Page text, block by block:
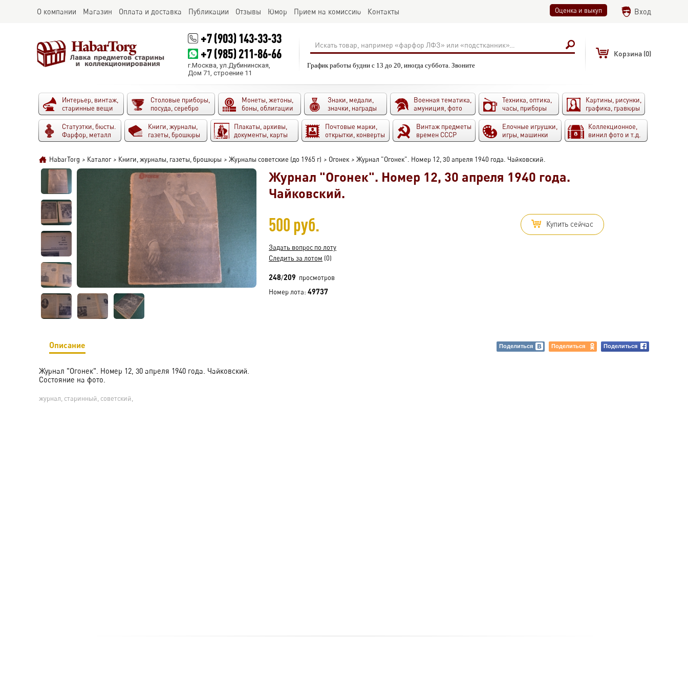
О компании Магазин Оплата и доставка Публикации Отзывы Юмор Прием на комиссию Контакты Оценка и выкуп Вход
+7 (903) 143-33-33
+7 (985) 211-86-66
г.Москва, ул.Дубининская,
Дом 71, строение 11
График работы будни с 13 до 20, иногда суббота. Звоните
Корзина (0)
Интерьер, винтаж,
старинные вещи
Столовые приборы,
посуда, серебро
Монеты, жетоны,
боны, облигации
Знаки, медали,
значки, награды
Военная тематика,
амуниция, фото
Техника, оптика,
часы, приборы
Картины, рисунки,
графика, гравюры
Статуэтки, бюсты.
Фарфор, металл
Книги, журналы,
газеты, брошюры
Плакаты, архивы,
документы, карты
Почтовые марки,
открытки, конверты
Винтаж предметы
времен СССР
Елочные игрушки,
игры, машинки
Коллекционное,
винил фото и т.д.
HabarTorg > Каталог > Книги, журналы, газеты, брошюры > Журналы советские (до 1965 г) > Огонек > Журнал "Огонек". Номер 12, 30 апреля 1940 года. Чайковский.
Журнал "Огонек". Номер 12, 30 апреля 1940 года.
Чайковский.
500 руб. Купить сейчас
Задать вопрос по лоту
Следить за лотом (0)
248/209 просмотров
Номер лота:49737
Описание Поделиться Поделиться Поделиться
Журнал "Огонек". Номер 12, 30 апреля 1940 года. Чайковский.
Состояние на фото.
журнал, старинный, советский,